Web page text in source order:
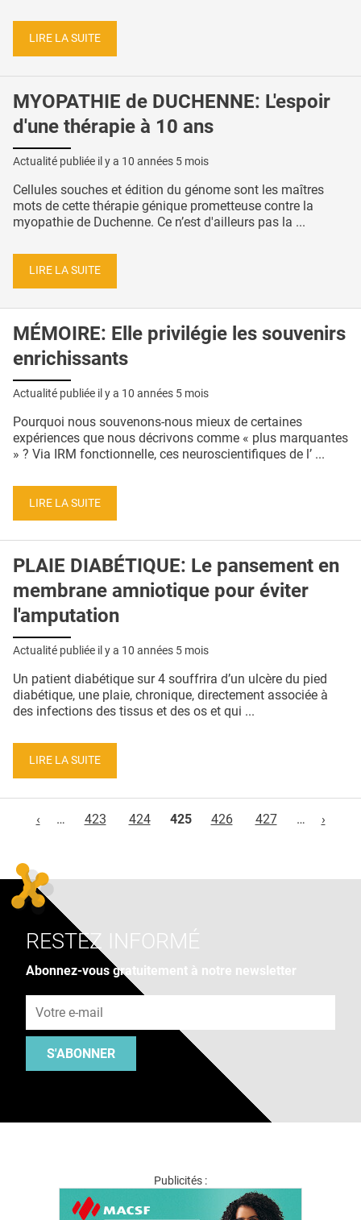
LIRE LA SUITE
MYOPATHIE de DUCHENNE: L'espoir
d'une thérapie à 10 ans
Actualité publiée il y a 10 années 5 mois
Cellules souches et édition du génome sont les maîtres
mots de cette thérapie génique prometteuse contre la
myopathie de Duchenne. Ce n’est d'ailleurs pas la ...
LIRE LA SUITE
MÉMOIRE: Elle privilégie les souvenirs
enrichissants
Actualité publiée il y a 10 années 5 mois
Pourquoi nous souvenons-nous mieux de certaines
expériences que nous décrivons comme « plus marquantes
» ? Via IRM fonctionnelle, ces neuroscientifiques de l’ ...
LIRE LA SUITE
PLAIE DIABÉTIQUE: Le pansement en
membrane amniotique pour éviter
l'amputation
Actualité publiée il y a 10 années 5 mois
Un patient diabétique sur 4 souffrira d’un ulcère du pied
diabétique, une plaie, chronique, directement associée à
des infections des tissus et des os et qui ...
LIRE LA SUITE
‹
… 423 424 425 426 427 … ›
RESTEZ INFORMÉ
Abonnez-vous gratuitement à notre newsletter
S'ABONNER
Publicités :